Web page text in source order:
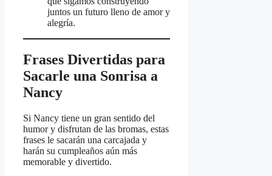
juntos un futuro lleno de amor y
alegría.
Frases Divertidas para
Sacarle una Sonrisa a
Nancy
Si Nancy tiene un gran sentido del
humor y disfrutan de las bromas, estas
frases le sacarán una carcajada y
harán su cumpleaños aún más
memorable y divertido.